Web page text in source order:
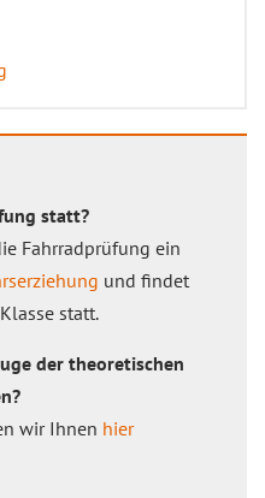
statt?
Fahrradprüfung ein
und findet
statt.
der theoretischen
wir Ihnen hier